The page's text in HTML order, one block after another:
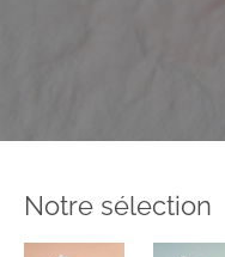
Notre sélection